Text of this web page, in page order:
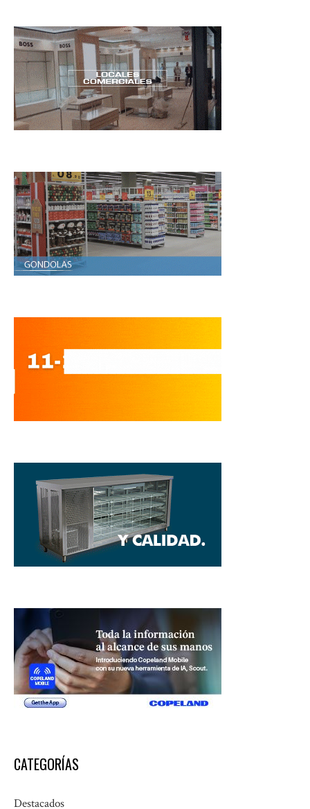
CATEGORÍAS
Destacados